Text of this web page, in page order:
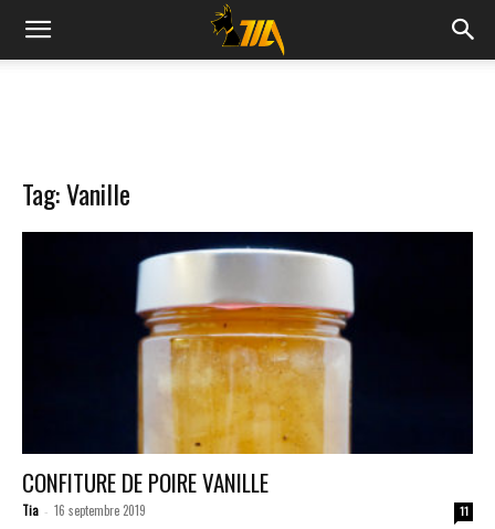
Cook
Tag: Vanille
CONFITURE DE POIRE VANILLE
Tia - 16 septembre 2019 11